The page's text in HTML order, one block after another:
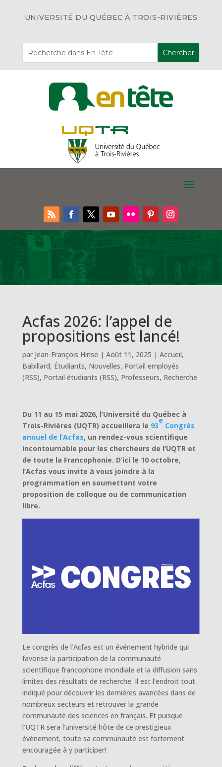
UNIVERSITÉ DU QUÉBEC À TROIS-RIVIÈRES
Acfas 2026: l’appel de
propositions est lancé!
par Jean-François Hinse | Août 11, 2025 | Accueil,
Babillard, Étudiants, Nouvelles, Portail employés
(RSS), Portail étudiants (RSS), Professeurs, Recherche
Du 11 au 15 mai 2026, l’Université du Québec à
Trois-Rivières (UQTR) accueillera le 93
e
Congrès
annuel de l’Acfas, un rendez-vous scientifique
incontournable pour les chercheurs de l’UQTR et
de toute la Francophonie. D’ici le 10 octobre,
l’Acfas vous invite à vous joindre à la
programmation en soumettant votre
proposition de colloque ou de communication
libre.
Le congrès de l’Acfas est un événement hybride qui
favorise la participation de la communauté
scientifique francophone mondiale et la diffusion sans
limites des résultats de recherche. Il est l’endroit tout
indiqué pour découvrir les dernières avancées dans de
nombreux secteurs et retrouver la grande
communauté des sciences en français. Et puisque
l’UQTR sera l’université hôte de ce prestigieux
événement, toute sa communauté est fortement
encouragée à y participer!